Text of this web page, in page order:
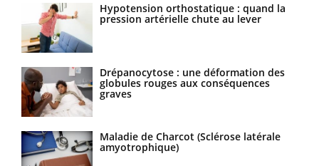
Hypotension orthostatique : quand la
pression artérielle chute au lever
Drépanocytose : une déformation des
globules rouges aux conséquences
graves
Maladie de Charcot (Sclérose latérale
amyotrophique)